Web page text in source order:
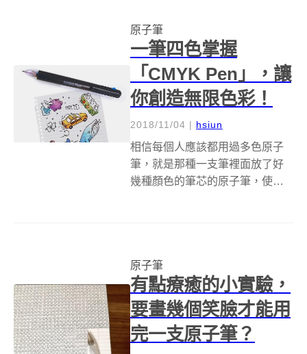
線，小曲線...
原子筆
一筆四色掌握
「CMYK Pen」，讓
你創造無限色彩！
2018/11/04 | hsiun
相信每個人應該都用過多色原子
筆，就是那種一支筆裡面放了好
幾種顏色的筆芯的原子筆，使用
要為大家介紹的 Suck UK CMYK
P...
原子筆
有點療癒的小實驗，
要畫幾個笑臉才能用
完一支原子筆？